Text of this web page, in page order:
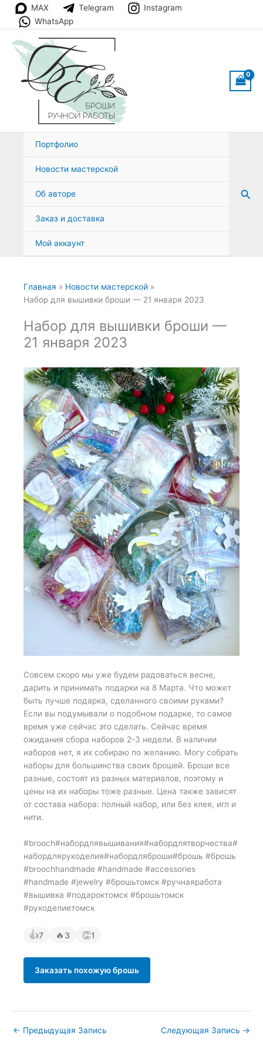
Перейти
содержимому
MAX Telegram
Instagram
WhatsApp
Портфолио
Новости мастерской
Об авторе
Заказ и доставка
Мой аккаунт
Главная
Новости мастерской
Набор для вышивки броши — 21 января 2023
Набор для вышивки броши —
21 января 2023
Совсем скоро мы уже будем радоваться весне,
дарить и принимать подарки на 8 Марта. Что может
быть лучше подарка, сделанного своими руками?
Если вы подумывали о подобном подарке, то самое
время уже сейчас это сделать. Сейчас время
ожидания сбора наборов 2-3 недели. В наличии
наборов нет, я их собираю по желанию. Могу собрать
наборы для большинства своих брошей. Броши все
разные, состоят из разных материалов, поэтому и
цены на их наборы тоже разные. Цена также зависят
от состава набора: полный набор, или без клея, игл и
нити.
#brooch#набордлявышивания#набордлятворчества#
набордлярукоделия#набордляброши#брошь #брошь
#broochhandmade #handmade #accessories
#handmade #jewelry #брошьтомск #ручнаяработа
#вышивка #подароктомск #брошьтомск
#рукоделиетомск
👍7 🔥 3 👏1
Заказать похожую брошь
← Предыдущая Запись Следующая Запись →